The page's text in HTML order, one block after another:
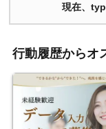
現在、
行動履歴からオ